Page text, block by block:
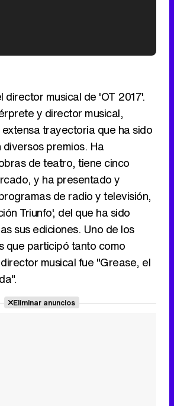
Tráiler de '33 días', la nueva serie de Atresplayer con Julián Villagrán y José Manuel Poga
Tráiler en catalán de 'Ravalear', la nueva serie de HBO Max sobre los fondos buitre
Tráiler de la tercera temporada de 'The Walking Dead: Dead City' de AMC+
director musical de 'OT 2017'.
y director musical,
trayectoria que ha sido
premios. Ha
de teatro, tiene cinco
y ha presentado y
de radio y televisión,
Triunfo', del que ha sido
sus ediciones. Uno de los
que participó tanto como
musical fue "Grease, el
Eliminar anuncios